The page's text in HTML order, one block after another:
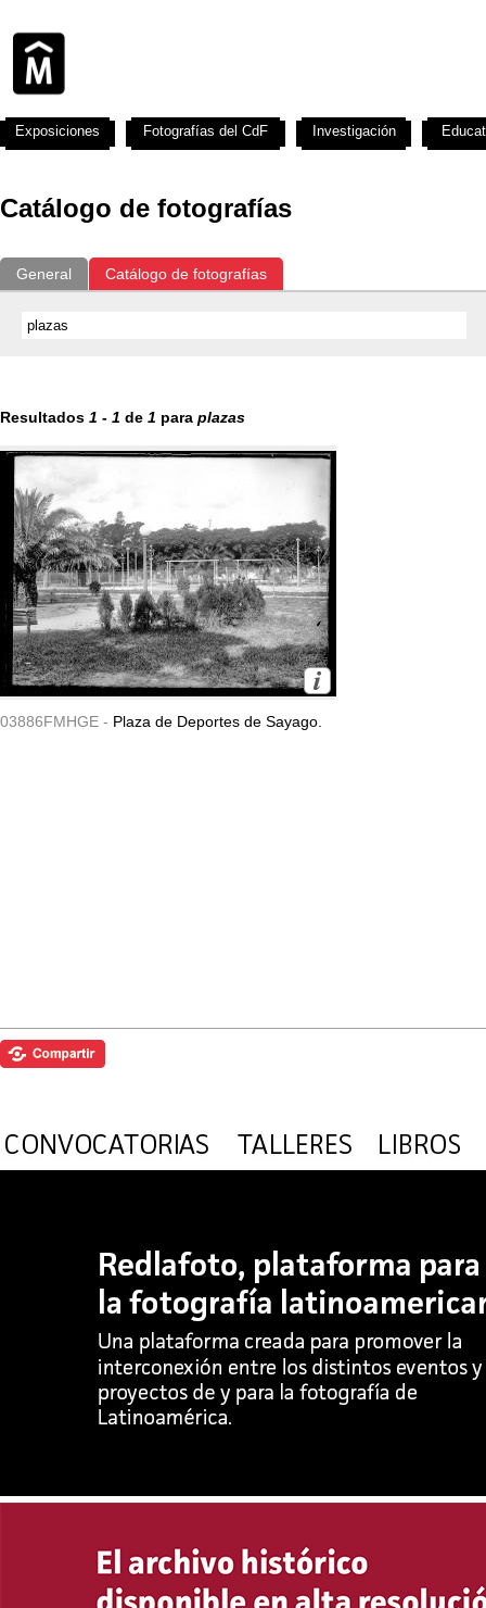
Catálogo de fotografías
General Catálogo de fotografías
Resultados 1 - 1 de 1 para plazas
03886FMHGE - Plaza de Deportes de Sayago.
Exposiciones Fotografías del CdF Investigación